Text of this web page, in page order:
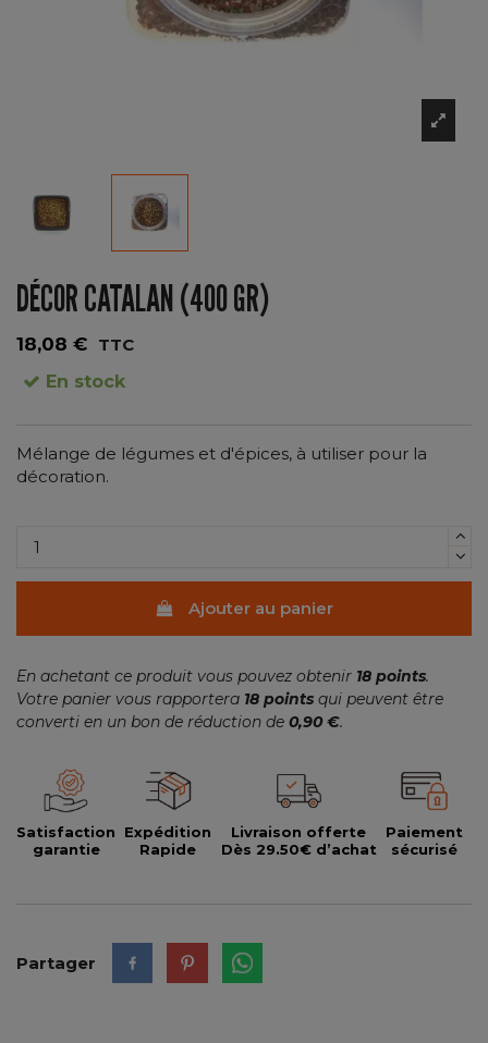
DÉCOR CATALAN (400 GR)
18,08 € TTC
En stock
Mélange de légumes et d'épices, à utiliser pour la
décoration.
Ajouter au panier
En achetant ce produit vous pouvez obtenir 18 points.
Votre panier vous rapportera 18 points qui peuvent être
converti en un bon de réduction de 0,90 €.
Satisfaction
garantie
Expédition
Rapide
Livraison offerte
Dès 29.50€ d’achat
Paiement
sécurisé
Partager